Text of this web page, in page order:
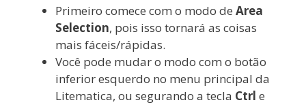
Primeiro comece com o modo de Area
Selection, pois isso tornará as coisas
mais fáceis/rápidas.
Você pode mudar o modo com o botão
inferior esquerdo no menu principal da
Litematica, ou segurando a tecla Ctrl e